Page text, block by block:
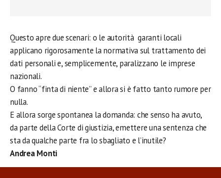
Questo apre due scenari: o le autorità garanti locali
applicano rigorosamente la normativa sul trattamento dei
dati personali e, semplicemente, paralizzano le imprese
nazionali.
O fanno “finta di niente” e allora si è fatto tanto rumore per
nulla.
E allora sorge spontanea la domanda: che senso ha avuto,
da parte della Corte di giustizia, emettere una sentenza che
sta da qualche parte fra lo sbagliato e l’inutile?
Andrea Monti